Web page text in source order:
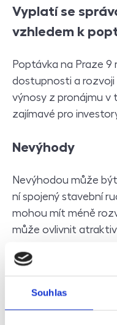
Souhlas
Vyplatí se
vzhledem k
Poptávka na Praze
dostupnosti a rozvoji
výnosy z pronájmu v
zajímavé pro
Nevýhody
Nevýhodou může
ní spojený stavební
mohou mít méně
může ovlivnit
Celkově je bydlení v
městského života s
přírodě a sportovním